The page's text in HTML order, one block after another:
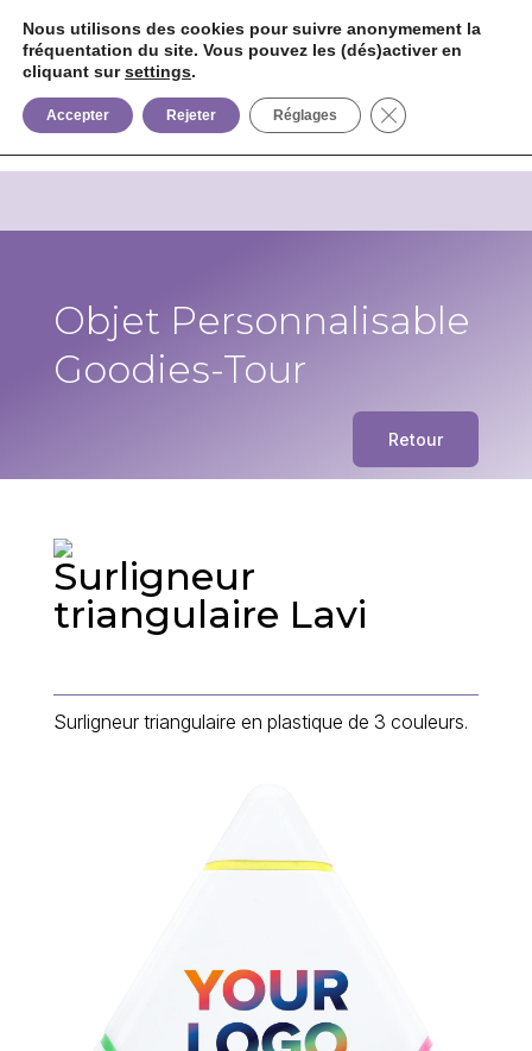
 
Objet Personnalisable
Goodies-Tour
Retour
Surligneur
triangulaire Lavi
Surligneur triangulaire en plastique de 3 couleurs.
Nous utilisons des cookies pour suivre anonymement la
fréquentation du site. Vous pouvez les (dés)activer en
cliquant sursettings.
Accepter Rejeter Réglages Fermer la